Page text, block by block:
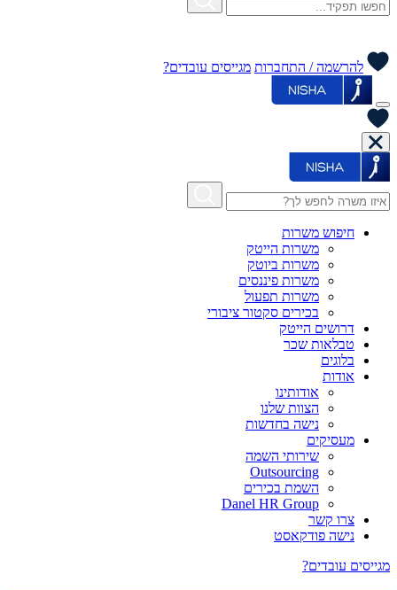
להרשמה / התחברות מגייסים עובדים?
חיפוש משרות
משרות הייטק
משרות ביוטק
משרות פיננסים
משרות תפעול
בכירים סקטור ציבורי
דרושים הייטק
טבלאות שכר
בלוגים
אודות
אודותינו
הצוות שלנו
נישה בחדשות
מעסיקים
שירותי השמה
Outsourcing
השמת בכירים
Danel HR Group
צרו קשר
נישה פודקאסט
מגייסים עובדים?